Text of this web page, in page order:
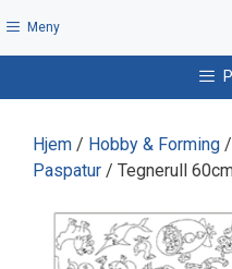
til
Meny
Hjem / Hobby & Forming /
Paspatur / Tegnerull